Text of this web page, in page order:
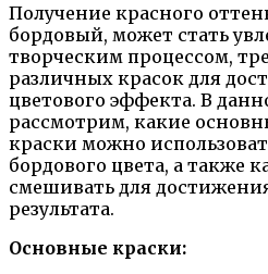
Получение красного
бордовый, может стать
творческим процессом,
различных красок для
цветового эффекта. В
рассмотрим, какие
краски можно
бордового цвета, а также
смешивать для
результата.
Основные краски: